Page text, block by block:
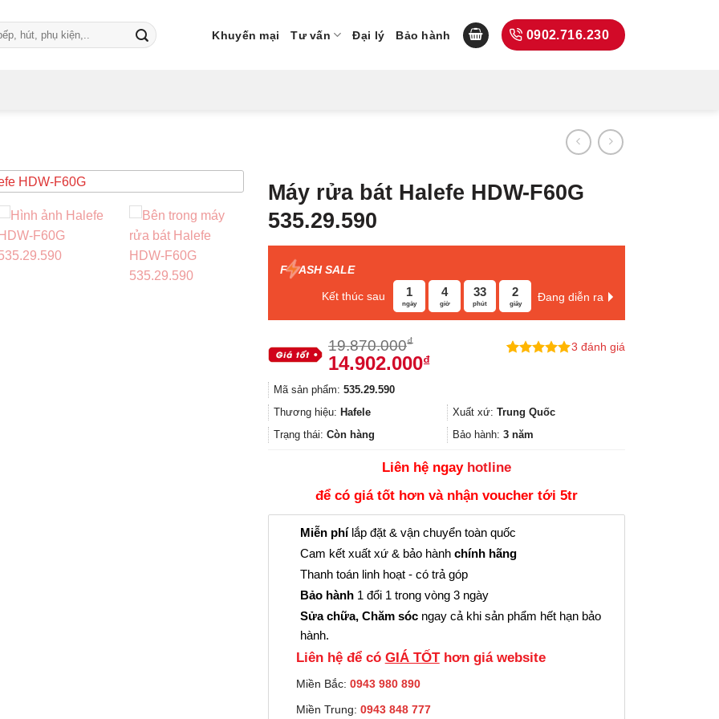
Khuyến mại Tư vấn Đại lý Bảo hành 0902.716.230
Máy rửa bát Halefe HDW-F60G
535.29.590
F ASH SALE
Kết thúc sau 1
ngày
4
giờ
33
phút
1
giây
Đang diễn ra
3 đánh giá
19.870.000₫
Giá
gốc
là:
19.870.000₫.
14.902.000₫Giá
là:
14.902.000₫.
Mã sản phẩm: 535.29.590
Thương hiệu: Hafele Xuất xứ: Trung Quốc
Trạng thái: Còn hàng Bảo hành: 3 năm
Liên hệ ngay hotline
để có giá tốt hơn và nhận voucher tới 5tr
Miễn phílắp đặt & vận chuyển toàn quốc
Cam kết xuất xứ & bảo hành chính hãng
Thanh toán linh hoạt - có trả góp
Bảo hành 1 đổi 1 trong vòng 3 ngày
Sửa chữa, Chăm sóc ngay cả khi sản phẩm hết hạn bảo
hành.
Liên hệ để có GIÁ TỐThơn giá website
Miền Bắc: 0943 980 890
Miền Trung: 0943 848 777